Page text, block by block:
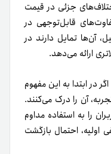
جزئی در قیمت
قابل‌توجهی در
آن‌ها تمایل دارند در
ارائه می‌دهد.
در ابتدا به این مفهوم
آن را درک می‌کنند.
را به استفاده مداوم
اولیه، احتمال بازگشت